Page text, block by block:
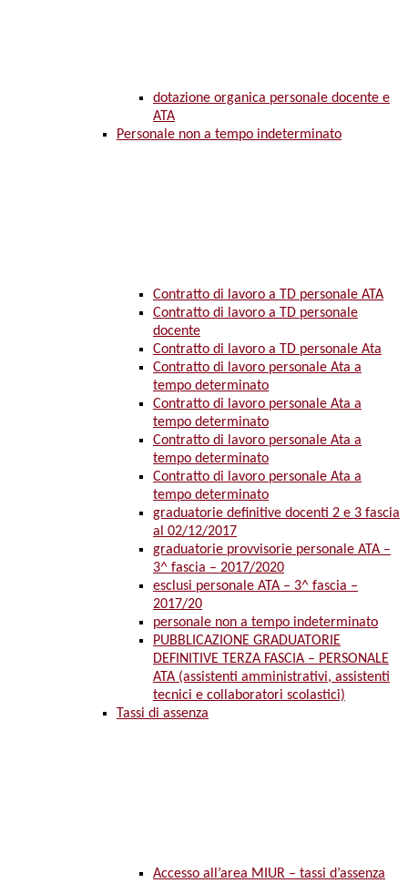
dotazione organica personale docente e
ATA
Personale non a tempo indeterminato
Contratto di lavoro a TD personale ATA
Contratto di lavoro a TD personale
docente
Contratto di lavoro a TD personale Ata
Contratto di lavoro personale Ata a
tempo determinato
Contratto di lavoro personale Ata a
tempo determinato
Contratto di lavoro personale Ata a
tempo determinato
Contratto di lavoro personale Ata a
tempo determinato
graduatorie definitive docenti 2 e 3 fascia
al 02/12/2017
graduatorie provvisorie personale ATA –
3^ fascia – 2017/2020
esclusi personale ATA – 3^ fascia –
2017/20
personale non a tempo indeterminato
PUBBLICAZIONE GRADUATORIE
DEFINITIVE TERZA FASCIA – PERSONALE
ATA (assistenti amministrativi, assistenti
tecnici e collaboratori scolastici)
Tassi di assenza
Accesso all’area MIUR – tassi d’assenza